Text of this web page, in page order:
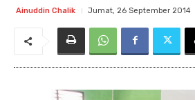
Ainuddin Chalik Jumat, 26 September 2014